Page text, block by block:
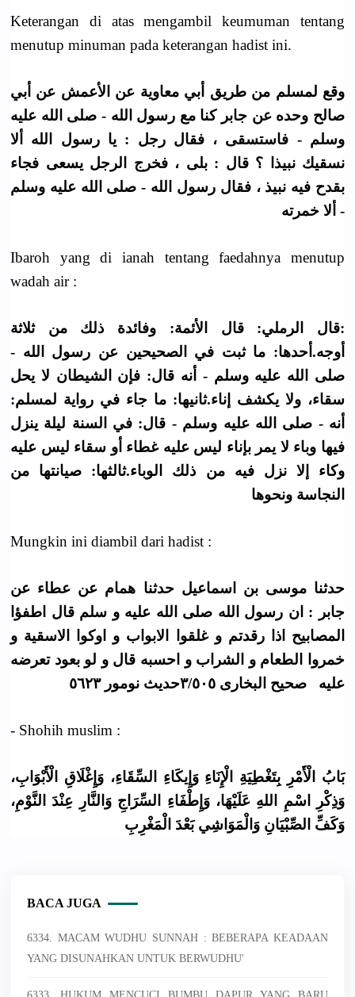
Keterangan di atas mengambil keumuman tentang
menutup minuman pada keterangan hadist ini.
وقع لمسلم من طريق أبي معاوية عن الأعمش عن أبي
صالح وحده عن جابر كنا مع رسول الله - صلى الله عليه
وسلم - فاستسقى ، فقال رجل : يا رسول الله ألا
نسقيك نبيذا ؟ قال : بلى ، فخرج الرجل يسعى فجاء
بقدح فيه نبيذ ، فقال رسول الله - صلى الله عليه وسلم
- ألا خمرته
Ibaroh yang di ianah tentang faedahnya menutup
wadah air :
:قال الرملي: قال الأئمة: وفائدة ذلك من ثلاثة
أوجه.أحدها: ما ثبت في الصحيحين عن رسول الله -
صلى الله عليه وسلم - أنه قال: فإن الشيطان لا يحل
سقاء، ولا يكشف إناء.ثانيها: ما جاء في رواية لمسلم:
أنه - صلى الله عليه وسلم - قال: في السنة ليلة ينزل
فيها وباء لا يمر بإناء ليس عليه غطاء أو سقاء ليس عليه
وكاء إلا نزل فيه من ذلك الوباء.ثالثها: صيانتها من
النجاسة ونحوها
Mungkin ini diambil dari hadist :
حدثنا موسى بن اسماعيل حدثنا همام عن عطاء عن
جابر : ان رسول الله صلى الله عليه و سلم قال اطفؤا
المصابيح اذا رقدتم و غلقوا الابواب و اوكوا الاسقية و
خمروا الطعام و الشراب و احسبه قال و لو بعود تعرضه
عليه صحيح البخارى ٣/٥٠٥حديث نومور ٥٦٢٣
- Shohih muslim :
بَابُ الْأَمْرِ بِتَغْطِيَةِ الْإِنَاءِ وَإِيكَاءِ السِّقَاءِ، وَإِغْلَاقِ الْأَبْوَابِ،
وَذِكْرِ اسْمِ اللهِ عَلَيْهَا، وَإِطْفَاءِ السِّرَاجِ وَالنَّارِ عِنْدَ النَّوْمِ،
وَكَفِّ الصِّبْيَانِ وَالْمَوَاشِي بَعْدَ الْمَغْرِبِ
BACA JUGA
6334. MACAM WUDHU SUNNAH : BEBERAPA KEADAAN
YANG DISUNAHKAN UNTUK BERWUDHU'